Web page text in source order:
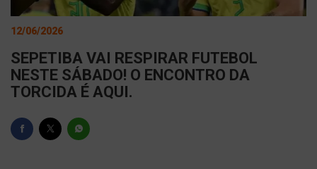
12/06/2026
SEPETIBA VAI RESPIRAR FUTEBOL
NESTE SÁBADO! O ENCONTRO DA
TORCIDA É AQUI.